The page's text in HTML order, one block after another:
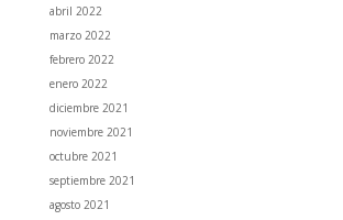
abril 2022
marzo 2022
febrero 2022
enero 2022
diciembre 2021
noviembre 2021
octubre 2021
septiembre 2021
agosto 2021